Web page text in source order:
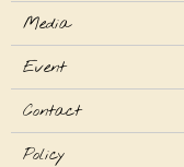
Media
Event
Contact
Policy